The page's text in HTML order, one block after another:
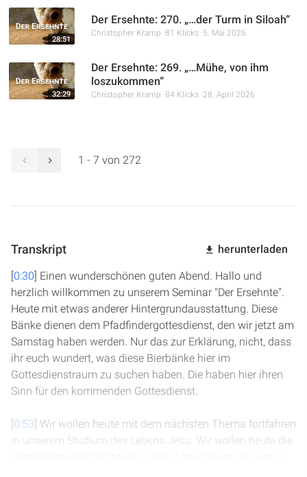
28:51
Der Ersehnte: 270. „…der Turm in Siloah“
Christopher Kramp 81 Klicks 5. Mai 2026
32:29
Der Ersehnte: 269. „…Mühe, von ihm
loszukommen“
Christopher Kramp 84 Klicks 28. April 2026
1 - 7 von 272
Transkript herunterladen
[0:30] Einen wunderschönen guten Abend. Hallo und
herzlich willkommen zu unserem Seminar "Der Ersehnte".
Heute mit etwas anderer Hintergrundausstattung. Diese
Bänke dienen dem Pfadfindergottesdienst, den wir jetzt am
Samstag haben werden. Nur das zur Erklärung, nicht, dass
ihr euch wundert, was diese Bierbänke hier im
Gottesdienstraum zu suchen haben. Die haben hier ihren
Sinn für den kommenden Gottesdienst.
[0:53] Wir wollen heute mit dem nächsten Thema fortfahren
in unserem Studium des Lebens Jesu. Wir wollen heute die